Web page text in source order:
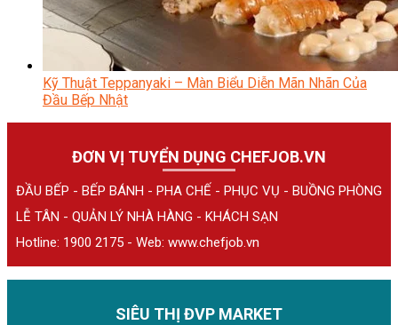
Kỹ Thuật Teppanyaki – Màn Biểu Diễn Mãn Nhãn Của
Đầu Bếp Nhật
ĐƠN VỊ TUYỂN DỤNG CHEFJOB.VN
ĐẦU BẾP - BẾP BÁNH - PHA CHẾ - PHỤC VỤ - BUỒNG PHÒNG
LỄ TÂN - QUẢN LÝ NHÀ HÀNG - KHÁCH SẠN
Hotline: 1900 2175 - Web: www.chefjob.vn
SIÊU THỊ ĐVP MARKET